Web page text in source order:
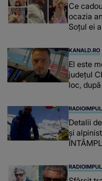
Ce
ocazia
Soțul ei
KANALD.RO
El este
județul
loc,
Detalii
şi
lasă